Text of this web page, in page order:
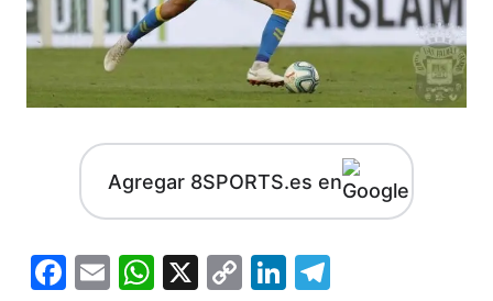
Agregar 8SPORTS.es en
Facebook
EmailWhatsApp
X
CopyLinkedIn